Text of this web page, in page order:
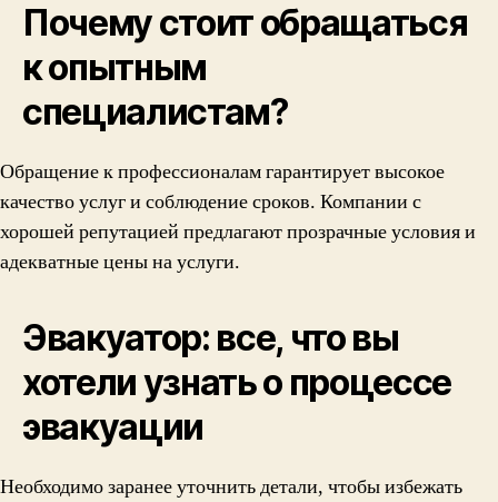
Почему стоит обращаться
к опытным
специалистам?
Обращение к профессионалам гарантирует высокое
качество услуг и соблюдение сроков. Компании с
хорошей репутацией предлагают прозрачные условия и
адекватные цены на услуги.
Эвакуатор: все, что вы
хотели узнать о процессе
эвакуации
Необходимо заранее уточнить детали, чтобы избежать